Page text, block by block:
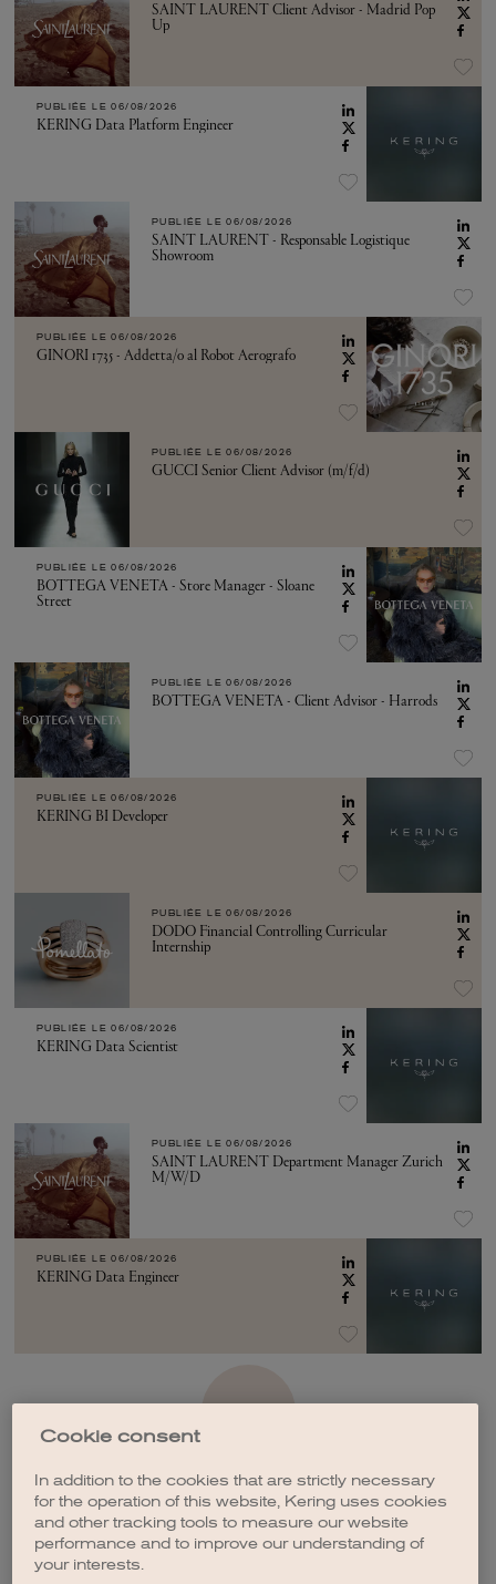
SAINT LAURENT Client Advisor - Madrid Pop
Up
PUBLIÉE LE 06/08/2026
KERING Data Platform Engineer
PUBLIÉE LE 06/08/2026
SAINT LAURENT - Responsable Logistique
Showroom
PUBLIÉE LE 06/08/2026
GINORI 1735 - Addetta/o al Robot Aerografo
PUBLIÉE LE 06/08/2026
GUCCI Senior Client Advisor (m/f/d)
PUBLIÉE LE 06/08/2026
BOTTEGA VENETA - Store Manager - Sloane
Street
PUBLIÉE LE 06/08/2026
BOTTEGA VENETA - Client Advisor - Harrods
PUBLIÉE LE 06/08/2026
KERING BI Developer
PUBLIÉE LE 06/08/2026
DODO Financial Controlling Curricular
Internship
PUBLIÉE LE 06/08/2026
KERING Data Scientist
PUBLIÉE LE 06/08/2026
SAINT LAURENT Department Manager Zurich
M/W/D
PUBLIÉE LE 06/08/2026
KERING Data Engineer
CRÉER UNE ALERTE
Cookie consent
In addition to the cookies that are strictly necessary
for the operation of this website, Kering uses cookies
and other tracking tools to measure our website
performance and to improve our understanding of
your interests.